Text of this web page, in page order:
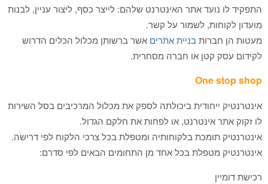
התפקיד לו נועד אתר האינטרנט שלהם: לייצר כסף, ליצור עניין, לבנות
מועדון לקוחות, לשמור על קשר.
מעטות הן חברות בניית אתרים אשר ברשותן מכלול הכלים הדרוש
לקידום עסק קטן או חברה מסחרית.
One stop shop
אינטרנטיק ייחודית ביכולתה לספק את מכלול המרכיבים בסל השירות
לו זקוק אתר אינטרנט, או לפחות את חלקם הגדול.
אינטרנטיק תומכת בלקוחותיה ומטפלת בכל צרכי הלקוח לפי דרישה.
אינטרנטיק מטפלת בכל אחד מן התחומים הבאים לפי סדרם:
רכישת דומיין